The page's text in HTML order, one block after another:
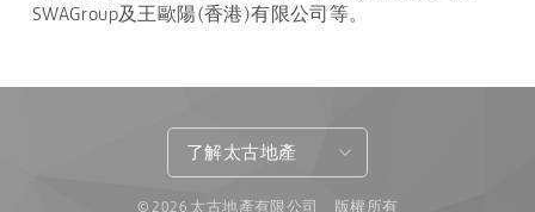
SWAGroup及王歐陽(香港)有限公司等。
了解太古地產
© 2026 太古地產有限公司 版權所有